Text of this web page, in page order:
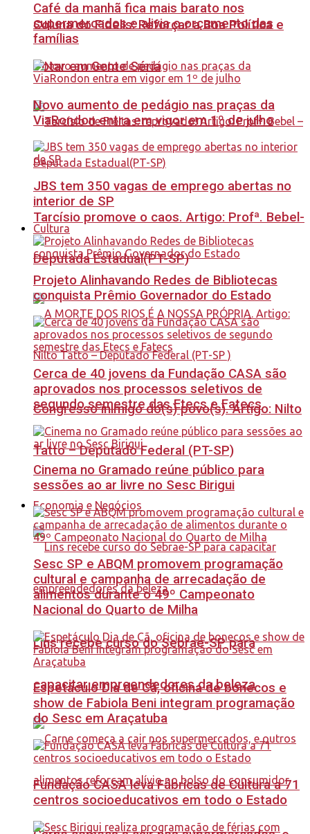
Coluna do Fidelis: Reforçar a Boa Política e
Votar em Gente Séria
Tarcísio promove o caos. Artigo: Profª. Bebel-
Deputada Estadual(PT-SP)
Congresso inimigo do(s) povo(s). Artigo: Nilto
Tatto – Deputado Federal (PT-SP)
Economia e Negócios
Lins recebe curso do Sebrae-SP para
capacitar empreendedores da beleza
Café da manhã fica mais barato nos
supermercados e alivia o orçamento das
famílias
Novo aumento de pedágio nas praças da
ViaRondon entra em vigor em 1º de julho
JBS tem 350 vagas de emprego abertas no
interior de SP
Cultura
Projeto Alinhavando Redes de Bibliotecas
conquista Prêmio Governador do Estado
Cerca de 40 jovens da Fundação CASA são
aprovados nos processos seletivos de
segundo semestre das Etecs e Fatecs
Cinema no Gramado reúne público para
sessões ao ar livre no Sesc Birigui
Sesc SP e ABQM promovem programação
cultural e campanha de arrecadação de
alimentos durante o 49º Campeonato
Nacional do Quarto de Milha
Espetáculo Dia de Cã, oficina de bonecos e
show de Fabiola Beni integram programação
do Sesc em Araçatuba
Fundação CASA leva Fábricas de Cultura a 71
centros socioeducativos em todo o Estado